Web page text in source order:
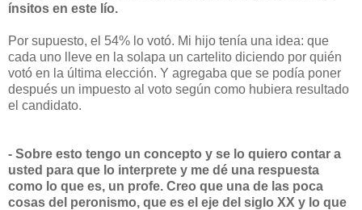
ínsitos en este lío.
Por supuesto, el 54% lo votó. Mi hijo tenía una idea: que
cada uno lleve en la solapa un cartelito diciendo por quién
votó en la última elección. Y agregaba que se podía poner
después un impuesto al voto según como hubiera resultado
el candidato.
- Sobre esto tengo un concepto y se lo quiero contar a
usted para que lo interprete y me dé una respuesta
como lo que es, un profe. Creo que una de las poca
cosas del peronismo, que es el eje del siglo XX y lo que